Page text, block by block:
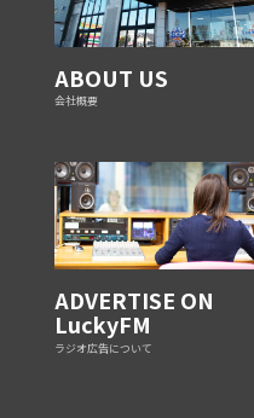
ABOUT US
会社概要
ADVERTISE ON
LuckyFM
ラジオ広告について